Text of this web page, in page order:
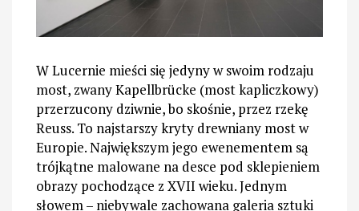
W Lucernie mieści się jedyny w swoim rodzaju
most, zwany Kapellbrücke (most kapliczkowy)
przerzucony dziwnie, bo skośnie, przez rzekę
Reuss. To najstarszy kryty drewniany most w
Europie. Największym jego ewenementem są
trójkątne malowane na desce pod sklepieniem
obrazy pochodzące z XVII wieku. Jednym
słowem – niebywale zachowana galeria sztuki